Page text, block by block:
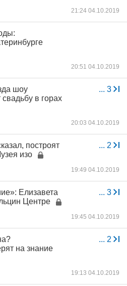
21:24 04.10.2019
20:51 04.10.2019
... 3
шоу
в горах
20:03 04.10.2019
... 2
построят
изо
19:49 04.10.2019
... 3
Елизавета
Центре
19:45 04.10.2019
... 2
на знание
19:13 04.10.2019